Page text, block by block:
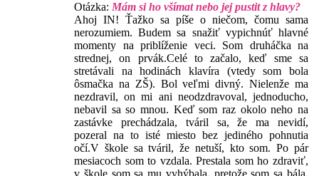
Otázka: Mám si ho všímat nebo jej pustit z hlavy?
Ahoj IN! Ťažko sa píše o niečom, čomu sama
nerozumiem. Budem sa snažiť vypichnúť hlavné
momenty na priblíženie veci. Som druháčka na
strednej, on prvák.Celé to začalo, keď sme sa
stretávali na hodinách klavíra (vtedy som bola
ôsmačka na ZŠ). Bol veľmi divný. Nielenže ma
nezdravil, on mi ani neodzdravoval, jednoducho,
nebavil sa so mnou. Keď som raz okolo neho na
zastávke prechádzala, tváril sa, že ma nevidí,
pozeral na to isté miesto bez jediného pohnutia
očí.V škole sa tváril, že netuší, kto som. Po pár
mesiacoch som to vzdala. Prestala som ho zdraviť,
v škole som sa mu vyhýbala, pretože som sa bála,